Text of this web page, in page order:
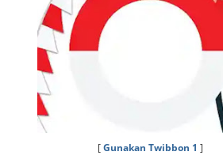
[Gunakan Twibbon 1 ]